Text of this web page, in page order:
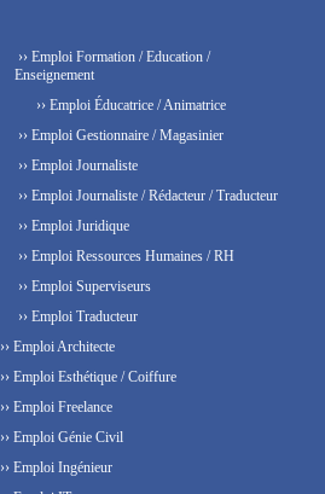
›› Emploi Formation / Education /
Enseignement
›› Emploi Éducatrice / Animatrice
›› Emploi Gestionnaire / Magasinier
›› Emploi Journaliste
›› Emploi Journaliste / Rédacteur / Traducteur
›› Emploi Juridique
›› Emploi Ressources Humaines / RH
›› Emploi Superviseurs
›› Emploi Traducteur
›› Emploi Architecte
›› Emploi Esthétique / Coiffure
›› Emploi Freelance
›› Emploi Génie Civil
›› Emploi Ingénieur